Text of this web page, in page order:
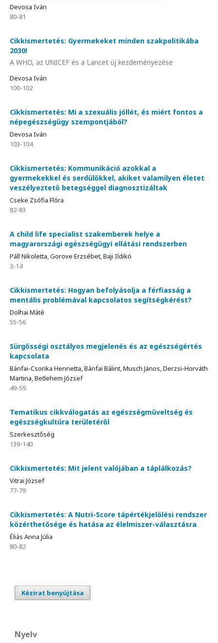
Devosa Iván
80-81
Cikkismertetés: Gyermekeket minden szakpolitikába
2030!
A WHO, az UNICEF és a Lancet új kezdeményezése
Devosa Iván
100-102
Cikkismertetés: Mi a szexuális jóllét, és miért fontos a
népegészségügy szempontjából?
Devosa Iván
103-104
Cikkismertetés: Kommunikáció azokkal a
gyermekekkel és serdülőkkel, akiket valamilyen életet
veszélyeztető betegséggel diagnosztizáltak
Cseke Zsófia Flóra
82-83
A child life specialist szakemberek helye a
magyarországi egészségügyi ellátási rendszerben
Páll Nikoletta, Gorove Erzsébet, Baji Ildikó
3-14
Cikkismertetés: Hogyan befolyásolja a férfiasság a
mentális problémával kapcsolatos segítségkérést?
Dolhai Máté
55-56
Sürgősségi osztályos megjelenés és az egészségértés
kapcsolata
Bánfai-Csonka Henrietta, Bánfai Bálint, Musch János, Derzsi-Horváth
Martina, Betlehem József
49-59
Tematikus cikkválogatás az egészségműveltség és
egészségkultúra területéről
Szerkesztőség
139-140
Cikkismertetés: Mit jelent valójában a táplálkozás?
Vitrai József
77-79
Cikkismertetés: A Nutri-Score tápértékjelölési rendszer
közérthetősége és hatása az élelmiszer-választásra
Éliás Anna Júlia
80-82
Kézirat benyújtása
Nyelv